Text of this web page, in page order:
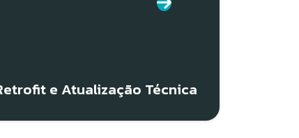
e Atualização Técnica